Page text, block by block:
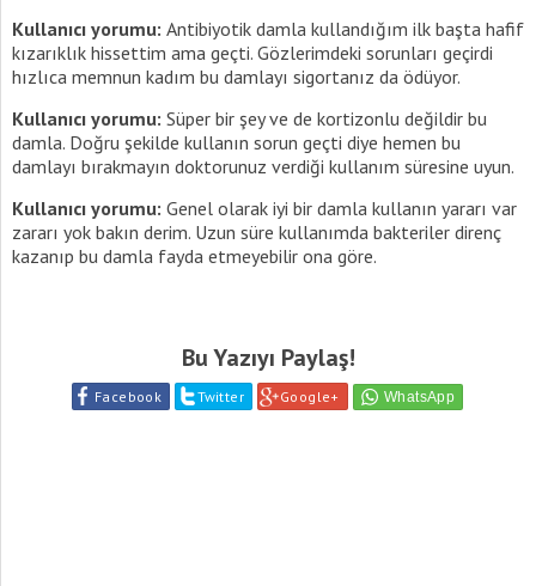
Kullanıcı yorumu: Antibiyotik damla kullandığım ilk başta hafif
kızarıklık hissettim ama geçti. Gözlerimdeki sorunları geçirdi
hızlıca memnun kadım bu damlayı sigortanız da ödüyor.
Kullanıcı yorumu: Süper bir şey ve de kortizonlu değildir bu
damla. Doğru şekilde kullanın sorun geçti diye hemen bu
damlayı bırakmayın doktorunuz verdiği kullanım süresine uyun.
Kullanıcı yorumu: Genel olarak iyi bir damla kullanın yararı var
zararı yok bakın derim. Uzun süre kullanımda bakteriler direnç
kazanıp bu damla fayda etmeyebilir ona göre.
Bu Yazıyı Paylaş!
Facebook Twitter Google+